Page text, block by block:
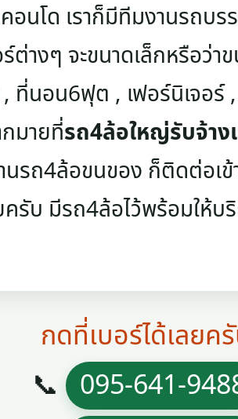
นโด เราก็มีทีมงานรถบ
ต่างๆ จะขนาดเล็กหรือว่า
, ที่นอน6ฟุต , เฟอร์นิเจอ
มายที่รถ4ล้อใหญ่รับจ้าง
นรถ4ล้อขนของ ก็ติดต่อเ
ครับ มีรถ4ล้อไว้พร้อมให้
กดที่เบอร์ได้เลยค
📞
095-641-